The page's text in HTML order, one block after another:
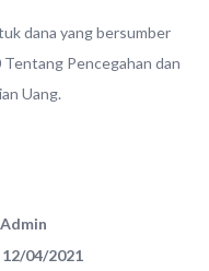
dana yang bersumber
Tentang Pencegahan dan
Uang.
12/04/2021